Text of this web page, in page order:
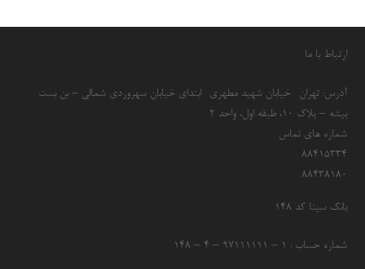
ارتباط با ما
آدرس: تهران- خیابان شهید مطهری- ابتدای خیابان سهروردی شمالی – بن بست
بیشه – پلاک 10، طبقه اول، واحد 2
شماره های تماس
۸۸۴۱۵۳۳۴
۸۸۴۳۸۱۸۰
بانک سینا کد ۱۴۸
شماره حساب : ۱ – ۹۷۱۱۱۱۱۱ – ۴ – ۱۴۸